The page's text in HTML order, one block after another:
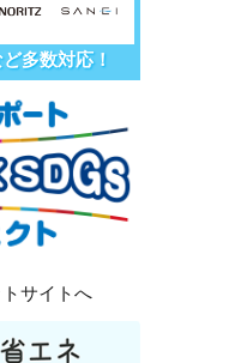
多数対応！